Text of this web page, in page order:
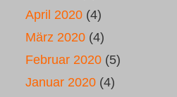
April 2020 (4)
März 2020 (4)
Februar 2020 (5)
Januar 2020 (4)